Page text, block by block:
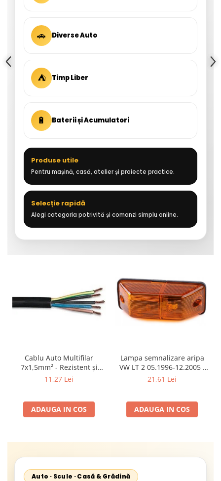
🚗 Diverse Auto
⛺ Timp Liber
🔋 Baterii și Acumulatori
Produse utile
Pentru mașină, casă, atelier și proiecte practice.
Selecție rapidă
Alegi categoria potrivită și comanzi simplu online.
Cablu Auto Multifilar
7x1,5mm² - Rezistent și
Flexibil pentru Remorci 12V-
11,27 Lei
ADAUGA IN COS
Lampa semnalizare aripa
VW LT 2 05.1996-12.2005 ;
Mercedes Sprinter 1995-
Neoplan Euroliner,
Starliner,Centroliner,
21,61 Lei
ADAUGA IN COS
Auto · Scule · Casă & Grădină